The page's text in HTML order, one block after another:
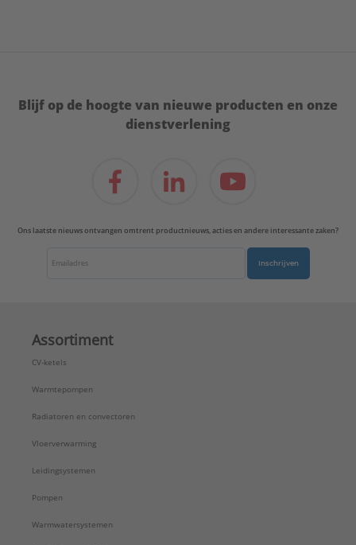
Blijf op de hoogte van nieuwe producten en onze
dienstverlening
Ons laatste nieuws ontvangen omtrent productnieuws, acties en andere interessante zaken?
Inschrijven
Assortiment
CV-ketels
Warmtepompen
Radiatoren en convectoren
Vloerverwarming
Leidingsystemen
Pompen
Warmwatersystemen